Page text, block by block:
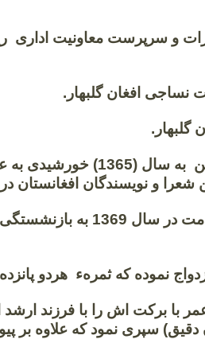
و سرپرست معاونیت اداری
نساجی افغان گلبهار.
گلبهار.
استاد دقیق همچنین به سال
شعرا و نویسندگان افغانستان
و پس از عمری خدمت در سال
نموده که ثمرهء هردو
با برکت اش را با فرزند
دقیق) سپری نمود که علاوه بر